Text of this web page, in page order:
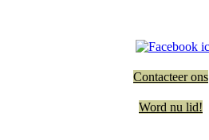
Contacteer ons
Word nu lid!